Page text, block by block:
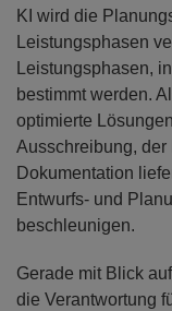
KI wird die
Leistungsphasen
Leistungsphasen,
bestimmt werden.
optimierte
Ausschreibung,
Dokumentation
Entwurfs- und
beschleunigen.
Gerade mit Blick
die Verantwortung